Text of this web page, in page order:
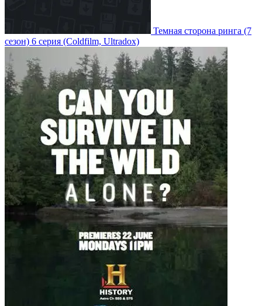
Темная сторона ринга (7
сезон) 6 серия (Coldfilm, Ultradox)